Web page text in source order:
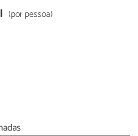
(por pessoa)